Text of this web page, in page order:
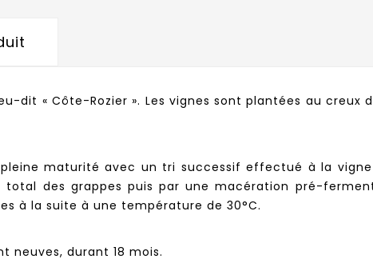
dit « Côte-Rozier ». Les vignes sont plantées au creux
maturité avec un tri successif effectué à la
des grappes puis par une macération pré-
à la suite à une température de 30°C.
neuves, durant 18 mois.